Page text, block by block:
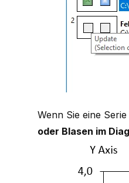
Wenn Sie eine
oder Blasen im